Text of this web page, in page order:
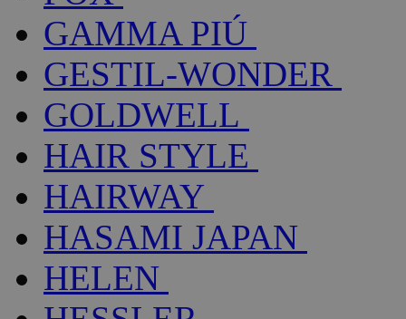
GAMMA PIÚ
GESTIL-WONDER
GOLDWELL
HAIR STYLE
HAIRWAY
HASAMI JAPAN
HELEN